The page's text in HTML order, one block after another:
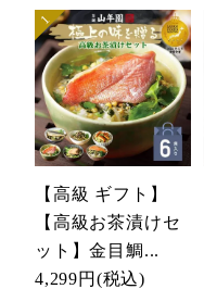
【高級 ギフト】
【高級お茶漬けセ
ット】金目鯛...
4,299円 (税込)